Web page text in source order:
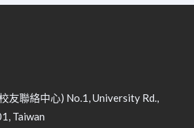
友聯絡中心) No.1, University Rd.,
Taiwan